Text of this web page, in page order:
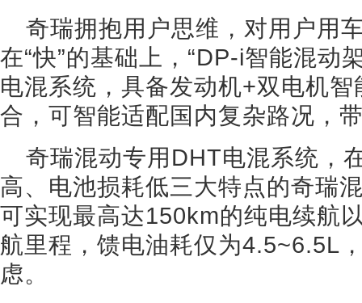
奇瑞拥抱用户思维，对用户用
在“快”的基础上，“DP-i智能混动
电混系统，具备发动机+双电机
合，可智能适配国内复杂路况，
奇瑞混动专用DHT电混系统，
高、电池损耗低三大特点的奇瑞
可实现最高达150km的纯电续航
航里程，馈电油耗仅为4.5~6.5L
虑。